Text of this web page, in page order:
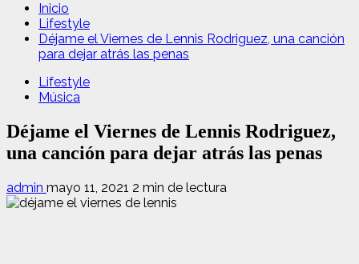
Inicio
Lifestyle
Déjame el Viernes de Lennis Rodriguez, una canción
para dejar atrás las penas
Lifestyle
Música
Déjame el Viernes de Lennis Rodriguez,
una canción para dejar atrás las penas
admin mayo 11, 2021 2 min de lectura